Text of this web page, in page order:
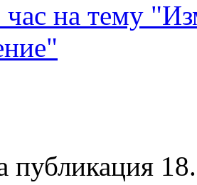
на тему
публикация